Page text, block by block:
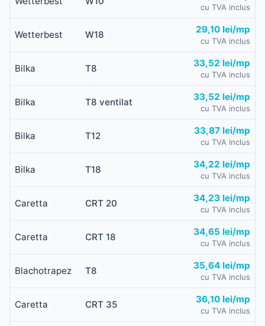
cu TVA inclus
Wetterbest W18 29,10 lei/mp
cu TVA inclus
Bilka T8 33,52 lei/mp
cu TVA inclus
Bilka T8 ventilat 33,52 lei/mp
cu TVA inclus
Bilka T12 33,87 lei/mp
cu TVA inclus
Bilka T18 34,22 lei/mp
cu TVA inclus
Caretta CRT 20 34,23 lei/mp
cu TVA inclus
Caretta CRT 18 34,65 lei/mp
cu TVA inclus
Blachotrapez T8 35,64 lei/mp
cu TVA inclus
Caretta CRT 35 36,10 lei/mp
cu TVA inclus